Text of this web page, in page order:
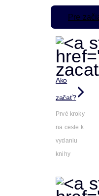
Pre
Ako
začať?
Prvé kroky
na ceste k
vydaniu
knihy